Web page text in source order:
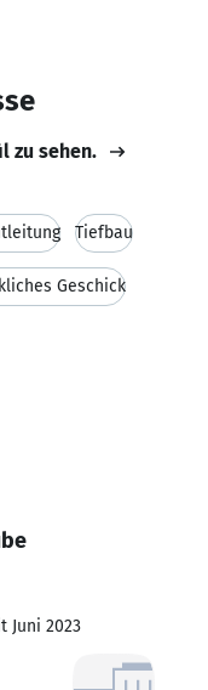
zu sehen.
Tiefbau
Geschick
Juni 2023